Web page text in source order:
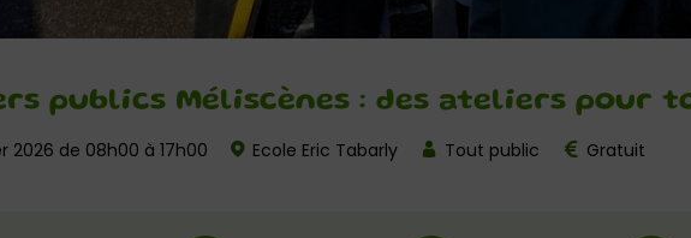
publics Méliscènes : des ateliers pour
2026 de 08h00 à 17h00 Ecole Eric Tabarly Tout public Gratuit